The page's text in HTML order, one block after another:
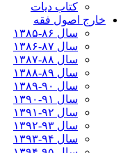
کتاب دیات
خارج اصول فقه
سال ۸۶-۱۳۸۵
سال ۸۷-۱۳۸۶
سال ۸۸-۱۳۸۷
سال ۸۹-۱۳۸۸
سال ۹۰-۱۳۸۹
سال ۹۱-۱۳۹۰
سال ۹۲-۱۳۹۱
سال ۹۳-۱۳۹۲
سال ۹۴-۱۳۹۳